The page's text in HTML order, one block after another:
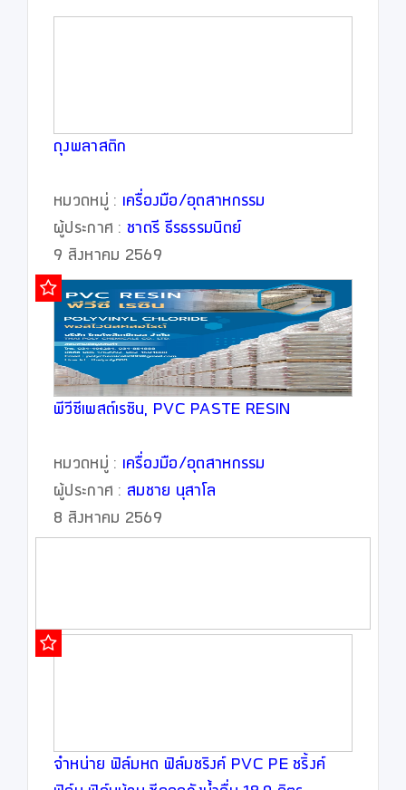
ถุงพลาสติก
หมวดหมู่ : เครื่องมือ/อุตสาหกรรม
ผู้ประกาศ : ชาตรี ธีรธรรมนิตย์
9 สิงหาคม 2569
พีวีซีเพสต์เรซิน, PVC PASTE RESIN
หมวดหมู่ : เครื่องมือ/อุตสาหกรรม
ผู้ประกาศ : สมชาย นุสาโล
8 สิงหาคม 2569
จำหน่าย ฟิล์มหด ฟิล์มชริงค์ PVC PE ชริ้งค์